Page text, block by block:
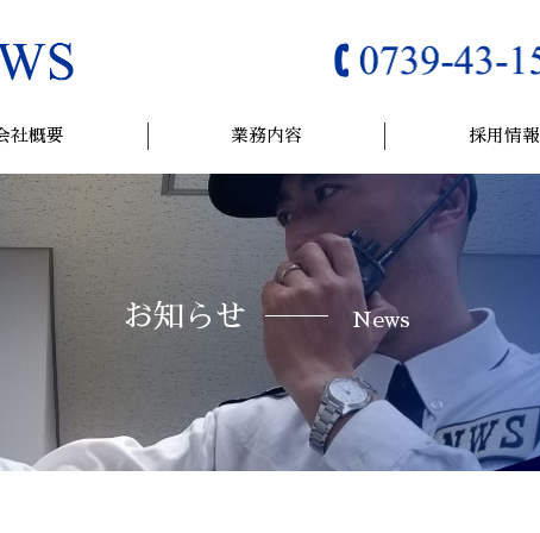
社概要 業務内容 採用情報
お知らせ News